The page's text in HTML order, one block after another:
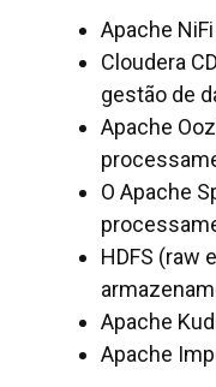
Apache
Cloudera
gestão de
Apache
O Apache
HDFS (raw
Apache
Apache